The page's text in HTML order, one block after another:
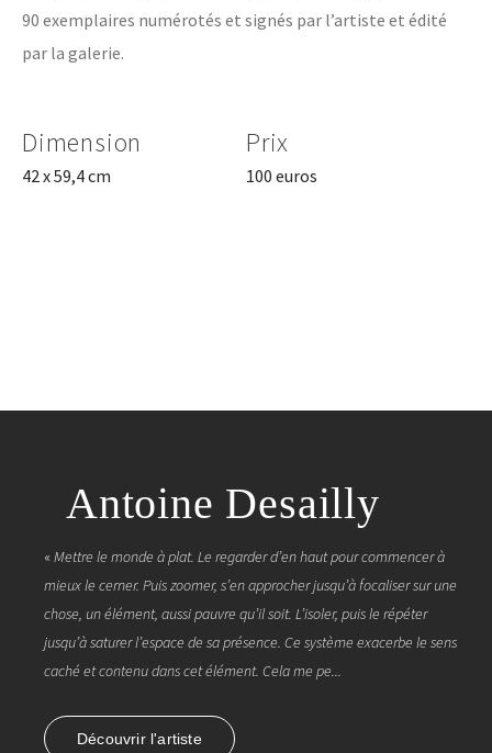
90 exemplaires numérotés et signés par l’artiste et édité
par la galerie.
Dimension
42 x 59,4 cm
Prix
100 euros
Antoine Desailly
« Mettre le monde à plat. Le regarder d’en haut pour commencer à
mieux le cerner. Puis zoomer, s’en approcher jusqu’à focaliser sur une
chose, un élément, aussi pauvre qu’il soit. L’isoler, puis le répéter
jusqu’à saturer l’espace de sa présence. Ce système exacerbe le sens
caché et contenu dans cet élément. Cela me pe...
Découvrir l'artiste